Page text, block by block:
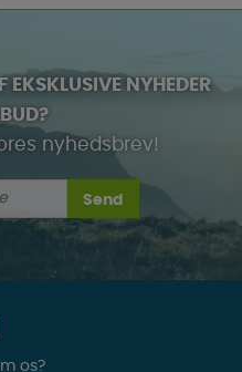
EKSKLUSIVE NYHEDER
nyhedsbrev!
Send
os?